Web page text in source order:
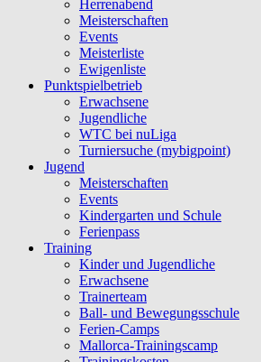
Herrenabend
Meisterschaften
Events
Meisterliste
Ewigenliste
Punktspielbetrieb
Erwachsene
Jugendliche
WTC bei nuLiga
Turniersuche (mybigpoint)
Jugend
Meisterschaften
Events
Kindergarten und Schule
Ferienpass
Training
Kinder und Jugendliche
Erwachsene
Trainerteam
Ball- und Bewegungsschule
Ferien-Camps
Mallorca-Trainingscamp